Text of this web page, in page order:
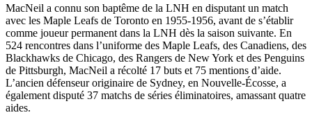
MacNeil a connu son baptême de la LNH en disputant un match
avec les Maple Leafs de Toronto en 1955-1956, avant de s’établir
comme joueur permanent dans la LNH dès la saison suivante. En
524 rencontres dans l’uniforme des Maple Leafs, des Canadiens, des
Blackhawks de Chicago, des Rangers de New York et des Penguins
de Pittsburgh, MacNeil a récolté 17 buts et 75 mentions d’aide.
L’ancien défenseur originaire de Sydney, en Nouvelle-Écosse, a
également disputé 37 matchs de séries éliminatoires, amassant quatre
aides.